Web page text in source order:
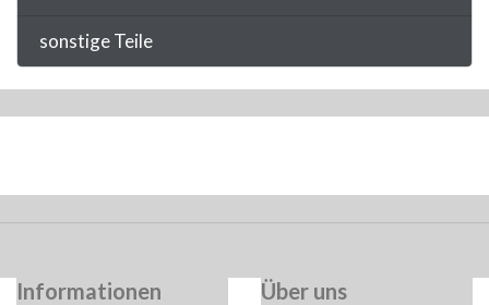
sonstige Teile
Informationen Über uns